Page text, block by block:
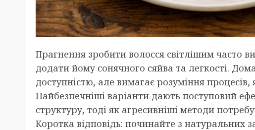
Прагнення зробити волосся світлішим часто
додати йому сонячного сяйва та легкості.
доступністю, але вимагає розуміння процесів,
Найбезпечніші варіанти дають поступовий
структуру, тоді як агресивніші методи
Коротка відповідь: починайте з натуральних